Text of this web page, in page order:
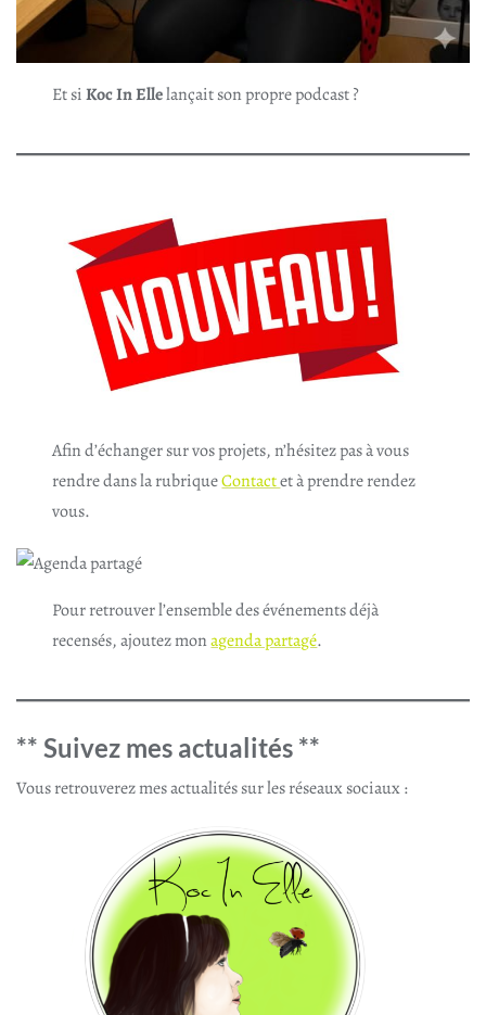
Et siKoc In Ellelançait son propre podcast ?
Afin d’échanger sur vos projets, n’hésitez pas à vous
rendre dans la rubriqueContactet à prendre rendez
vous.
Pour retrouver l’ensemble des événements déjà
recensés, ajoutez monagenda partagé.
** Suivez mes actualités **
Vous retrouverez mes actualités sur les réseaux sociaux :